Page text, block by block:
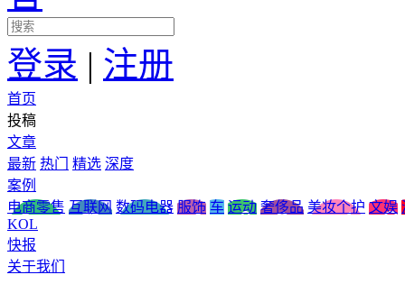
登录 | 注册
首页
投稿
文章
最新 热门 精选 深度
案例
电商零售 互联网 数码电器 服饰 车 运动 奢侈品 美妆个护 文娱
KOL
快报
关于我们